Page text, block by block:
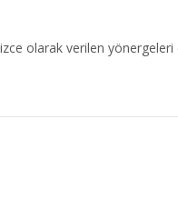
olarak verilen